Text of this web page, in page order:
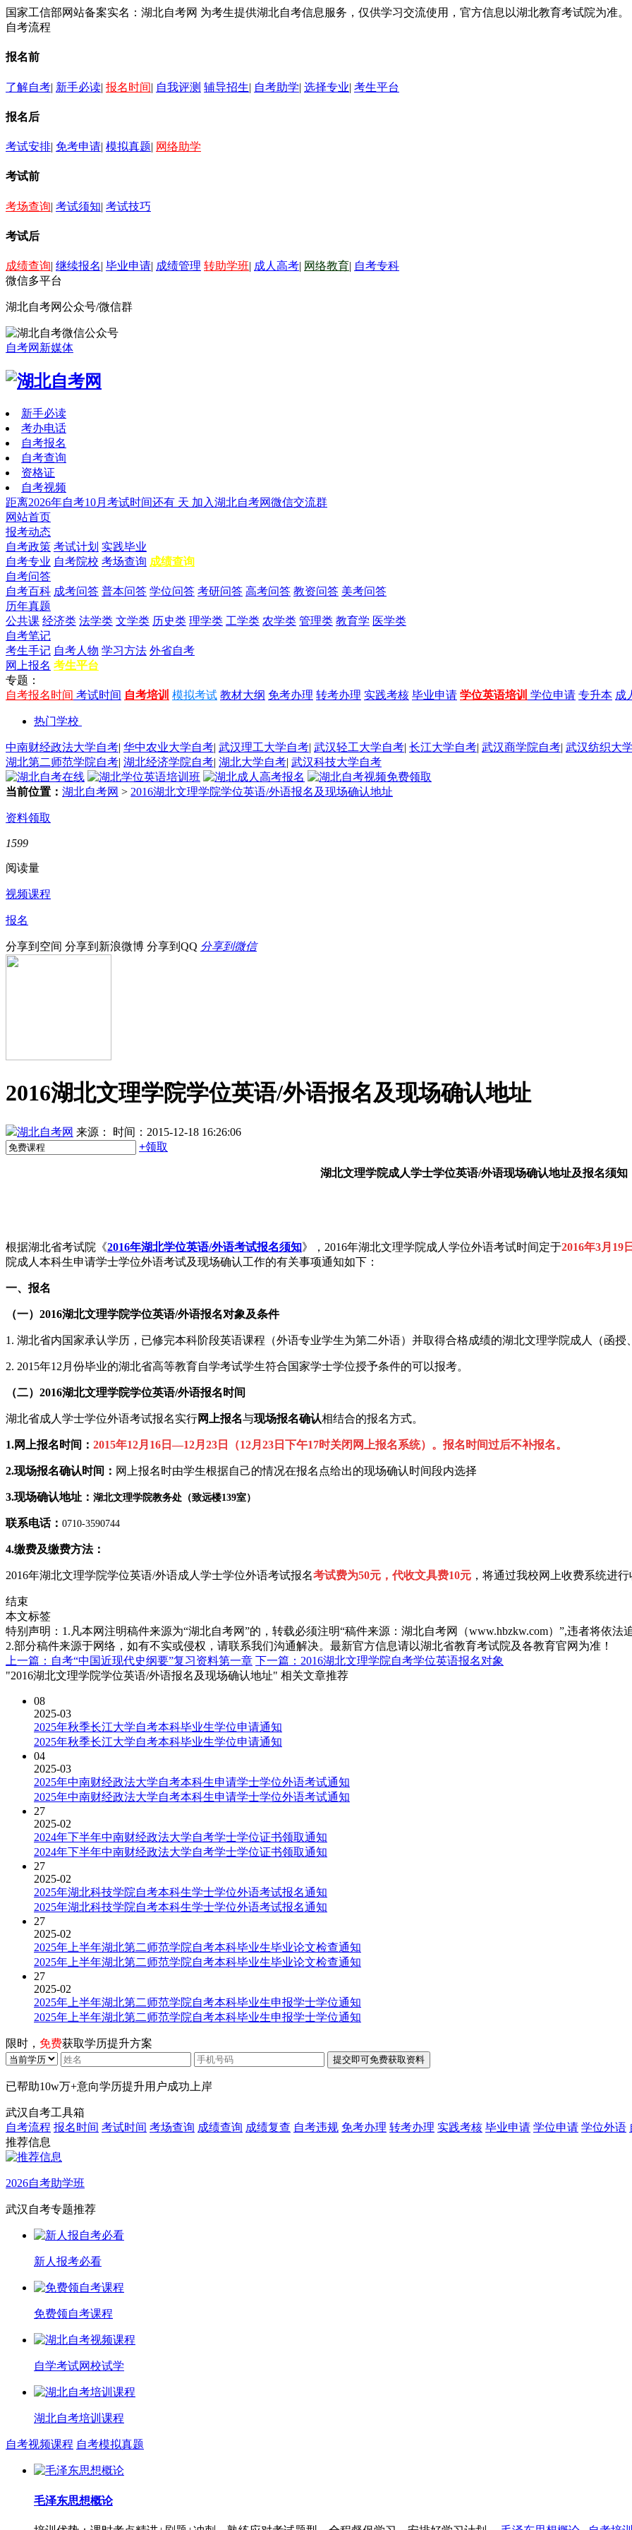
国家工信部网站备案实名：湖北自考网 为考生提供湖北自考信息服务，仅供学习交流使用，官方信息以湖北教育考试院为准。
自考流程
报名前
了解自考| 新手必读| 报名时间| 自我评测 辅导招生| 自考助学| 选择专业| 考生平台
报名后
考试安排| 免考申请| 模拟真题| 网络助学
考试前
考场查询| 考试须知| 考试技巧
考试后
成绩查询| 继续报名| 毕业申请| 成绩管理 转助学班| 成人高考| 网络教育| 自考专科
微信多平台
湖北自考网公众号/微信群
自考网新媒体
新手必读
考办电话
自考报名
自考查询
资格证
自考视频
距离2026年自考10月考试时间还有 天 加入湖北自考网微信交流群
网站首页
报考动态
自考政策 考试计划 实践毕业
自考专业 自考院校 考场查询 成绩查询
自考问答
自考百科 成考问答 普本问答 学位问答 考研问答 高考问答 教资问答 美考问答
历年真题
公共课 经济类 法学类 文学类 历史类 理学类 工学类 农学类 管理类 教育学 医学类
自考笔记
考生手记 自考人物 学习方法 外省自考
网上报名 考生平台
专题：
自考报名时间 考试时间 自考培训 模拟考试 教材大纲 免考办理 转考办理 实践考核 毕业申请 学位英语培训 学位申请 专升本 成
热门学校
中南财经政法大学自考| 华中农业大学自考| 武汉理工大学自考| 武汉轻工大学自考| 长江大学自考| 武汉商学院自考| 武汉纺织大
湖北第二师范学院自考| 湖北经济学院自考| 湖北大学自考| 武汉科技大学自考
当前位置： 湖北自考网 > 2016湖北文理学院学位英语/外语报名及现场确认地址
资料领取
1599
阅读量
视频课程
报名
分享到空间 分享到新浪微博 分享到QQ 分享到微信
2016湖北文理学院学位英语/外语报名及现场确认地址
湖北自考网 来源：
时间：2015-12-18 16:26:06
+领取
湖北文理学院成人学士学位英语/外语现场确认地址及报名须知
根据湖北省考试院《2016年湖北学位英语/外语考试报名须知》，2016年湖北文理学院成人学位外语考试时间定于2016年3月19日
院成人本科生申请学士学位外语考试及现场确认工作的有关事项通知如下：
一、报名
（一）2016湖北文理学院学位英语/外语报名对象及条件
1. 湖北省内国家承认学历，已修完本科阶段英语课程（外语专业学生为第二外语）并取得合格成绩的湖北文理学院成人（函授
2. 2015年12月份毕业的湖北省高等教育自学考试学生符合国家学士学位授予条件的可以报考。
（二）2016湖北文理学院学位英语/外语报名时间
湖北省成人学士学位外语考试报名实行网上报名与现场报名确认相结合的报名方式。
1.网上报名时间： 2015年12月16日—12月23日（12月23日下午17时关闭网上报名系统）。报名时间过后不补报名。
2.现场报名确认时间： 网上报名时由学生根据自己的情况在报名点给出的现场确认时间段内选择
3.现场确认地址： 湖北文理学院教务处（致远楼139室）
联系电话： 0710-3590744
4.缴费及缴费方法：
2016年湖北文理学院学位英语/外语成人学士学位外语考试报名考试费为50元，代收文具费10元 ，将通过我校网上收费系统进
结束
本文标签
特别声明：1.凡本网注明稿件来源为“湖北自考网”的，转载必须注明“稿件来源：湖北自考网（www.hbzkw.com）”,违者将依法
2.部分稿件来源于网络，如有不实或侵权，请联系我们沟通解决。最新官方信息请以湖北省教育考试院及各教育官网为准！
上一篇：自考“中国近现代史纲要”复习资料第一章 下一篇：2016湖北文理学院自考学位英语报名对象
"2016湖北文理学院学位英语/外语报名及现场确认地址" 相关文章推荐
08
2025-03
2025年秋季长江大学自考本科毕业生学位申请通知
2025年秋季长江大学自考本科毕业生学位申请通知
04
2025-03
2025年中南财经政法大学自考本科生申请学士学位外语考试通知
2025年中南财经政法大学自考本科生申请学士学位外语考试通知
27
2025-02
2024年下半年中南财经政法大学自考学士学位证书领取通知
2024年下半年中南财经政法大学自考学士学位证书领取通知
27
2025-02
2025年湖北科技学院自考本科生学士学位外语考试报名通知
2025年湖北科技学院自考本科生学士学位外语考试报名通知
27
2025-02
2025年上半年湖北第二师范学院自考本科毕业生毕业论文检查通知
2025年上半年湖北第二师范学院自考本科毕业生毕业论文检查通知
27
2025-02
2025年上半年湖北第二师范学院自考本科毕业生申报学士学位通知
2025年上半年湖北第二师范学院自考本科毕业生申报学士学位通知
限时， 免费获取学历提升方案
已帮助10w万+意向学历提升用户成功上岸
武汉自考工具箱
自考流程 报名时间 考试时间 考场查询 成绩查询 成绩复查 自考违规 免考办理 转考办理 实践考核 毕业申请 学位申请 学位外语
推荐信息
2026自考助学班
武汉自考专题推荐
新人报考必看
免费领自考课程
自学考试网校试学
湖北自考培训课程
自考视频课程 自考模拟真题
毛泽东思想概论